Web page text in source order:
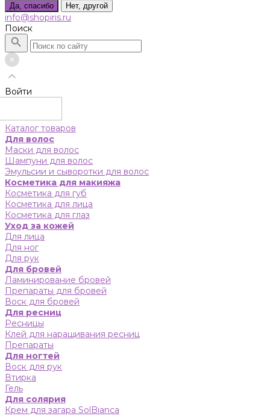
Да, спасибо Нет, другой
info@shopiris.ru
Поиск
Войти
Каталог товаров
Для волос
Маски для волос
Шампуни для волос
Эмульсии и сыворотки для волос
Косметика для макияжа
Косметика для губ
Косметика для лица
Косметика для глаз
Уход за кожей
Для лица
Для ног
Для рук
Для бровей
Ламинирование бровей
Препараты для бровей
Воск для бровей
Для ресниц
Ресницы
Клей для наращивания ресниц
Препараты
Для ногтей
Воск для рук
Втирка
Гель
Для солярия
Крем для загара SolBianca